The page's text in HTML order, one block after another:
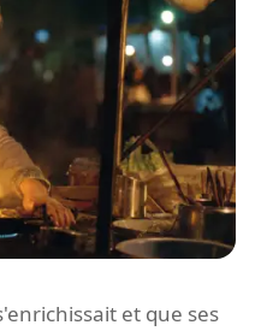
et que ses